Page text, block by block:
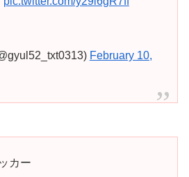
February 10,
カー